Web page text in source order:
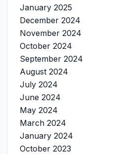
January 2025
December 2024
November 2024
October 2024
September 2024
August 2024
July 2024
June 2024
May 2024
March 2024
January 2024
October 2023